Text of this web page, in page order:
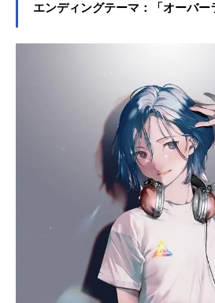
エンディングテーマ：「オーバー